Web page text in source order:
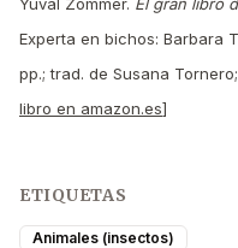
Experta en bichos: Barbara
pp.; trad. de Susana
libro en amazon.es]
ETIQUETAS
Animales (insectos)